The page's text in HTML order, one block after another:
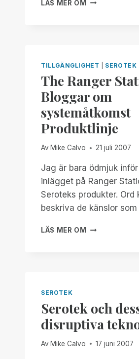
LÄS MER OM
MED
CALVO
-
-
SEPTEMBER
2007
TILLGÄNGLIGHET SEROTEK
The Ranger
Bloggar om
systemåtkomst
Produktlinje
Av Mike Calvo 21 juli 2007
Jag är bara ödmjuk
inlägget på Ranger
Seroteks produkter. Ord
beskriva de känslor som
LÄS MER OM
THE
SEROTEK
Serotek och
disruptiva
Av Mike Calvo 17 juni 2007